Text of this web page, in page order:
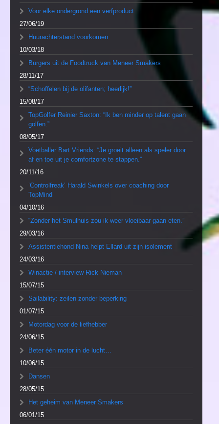
Voor elke ondergrond een verfproduct
27/06/19
Huurachterstand voorkomen
10/03/18
Burgers uit de Foodtruck van Meneer Smakers
28/11/17
“Schoffelen bij de olifanten; heerlijk!”
15/08/17
TopGolfer Reinier Saxton: “Ik ben minder op talent gaan
golfen.”
08/05/17
Voetballer Bart Vriends: “Je groeit alleen als speler door
af en toe uit je comfortzone te stappen.”
20/11/16
’Controlfreak’ Harald Swinkels over coaching door
TopMind
04/10/16
“Zonder het Smulhuis zou ik weer vloeibaar gaan eten.”
29/03/16
Assistentiehond Nina helpt Ellard uit zijn isolement
24/03/16
Winactie / interview Rick Nieman
15/07/15
Sailability: zeilen zonder beperking
01/07/15
Motordag voor de liefhebber
24/06/15
Beter één motor in de lucht…
10/06/15
Dansen
28/05/15
Het geheim van Meneer Smakers
06/01/15